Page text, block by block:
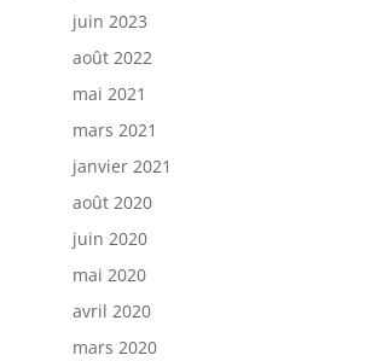
juin 2023
août 2022
mai 2021
mars 2021
janvier 2021
août 2020
juin 2020
mai 2020
avril 2020
mars 2020